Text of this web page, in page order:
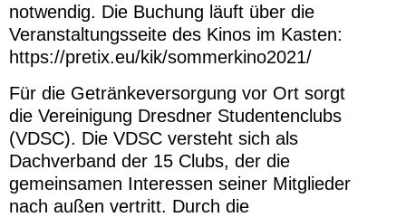
notwendig. Die Buchung läuft über die
Veranstaltungsseite des Kinos im Kasten:
https://pretix.eu/kik/sommerkino2021/
Für die Getränkeversorgung vor Ort sorgt
die Vereinigung Dresdner Studentenclubs
(VDSC). Die VDSC versteht sich als
Dachverband der 15 Clubs, der die
gemeinsamen Interessen seiner Mitglieder
nach außen vertritt. Durch die